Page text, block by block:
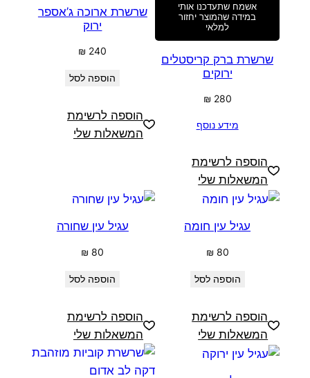
אשמח שתעדכנו אותי
במידה שהמוצר יחזור
למלאי
שרשרת ברק קריסטלים
ירוקים
₪ 280
מידע נוסף
הוספה לרשימת
המשאלות שלי
שרשרת ארוכה ג’אספר
ירוק
₪ 240
הוספה לסל
הוספה לרשימת
המשאלות שלי
עגיל עין חומה
₪ 80
הוספה לסל
הוספה לרשימת
המשאלות שלי
עגיל עין שחורה
₪ 80
הוספה לסל
הוספה לרשימת
המשאלות שלי